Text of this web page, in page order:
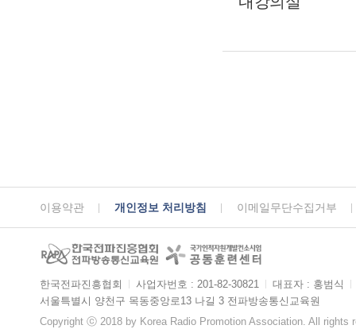
이용약관 개인정보 처리방침 이메일무단수집거부
한국전파진흥협회 사업자번호 : 201-82-30821 대표자 : 홍범식
서울특별시 양천구 목동중앙로13 나길 3 전파방송통신교육원
Copyright ⓒ 2018 by Korea Radio Promotion Association. All rights